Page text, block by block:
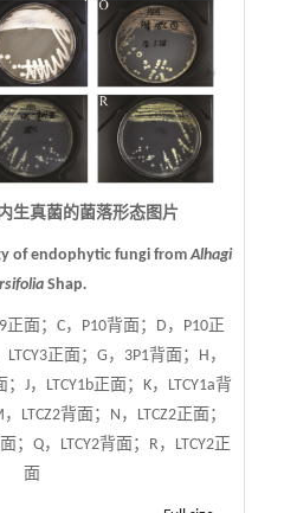
生真菌的菌落形态图片
of endophytic fungi fromAlhagi
Shap.
正面；C，P10背面；D，P10正
正面；G，3P1背面；H，
J，LTCY1b正面；K，LTCY1a背
LTCZ2背面；N，LTCZ2正面；
；Q，LTCY2背面；R，LTCY2正
面